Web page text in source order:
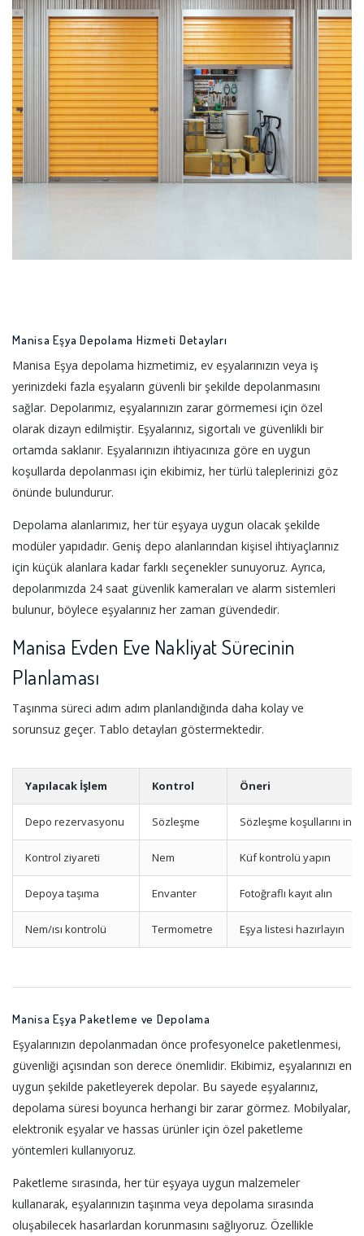
Manisa Eşya Depolama Hizmeti Detayları
Manisa Eşya depolama hizmetimiz, ev eşyalarınızın veya iş
yerinizdeki fazla eşyaların güvenli bir şekilde depolanmasını
sağlar. Depolarımız, eşyalarınızın zarar görmemesi için özel
olarak dizayn edilmiştir. Eşyalarınız, sigortalı ve güvenlikli bir
ortamda saklanır. Eşyalarınızın ihtiyacınıza göre en uygun
koşullarda depolanması için ekibimiz, her türlü taleplerinizi göz
önünde bulundurur.
Depolama alanlarımız, her tür eşyaya uygun olacak şekilde
modüler yapıdadır. Geniş depo alanlarından kişisel ihtiyaçlarınız
için küçük alanlara kadar farklı seçenekler sunuyoruz. Ayrıca,
depolarımızda 24 saat güvenlik kameraları ve alarm sistemleri
bulunur, böylece eşyalarınız her zaman güvendedir.
Manisa Evden Eve Nakliyat Sürecinin
Planlaması
Taşınma süreci adım adım planlandığında daha kolay ve
sorunsuz geçer. Tablo detayları göstermektedir.
Yapılacak İşlem Kontrol Öneri
Depo rezervasyonu Sözleşme Sözleşme koşullarını
Kontrol ziyareti Nem Küf kontrolü yapın
Depoya taşıma Envanter Fotoğraflı kayıt alın
Nem/ısı kontrolü Termometre Eşya listesi hazırlayın
Manisa Eşya Paketleme ve Depolama
Eşyalarınızın depolanmadan önce profesyonelce paketlenmesi,
güvenliği açısından son derece önemlidir. Ekibimiz, eşyalarınızı en
uygun şekilde paketleyerek depolar. Bu sayede eşyalarınız,
depolama süresi boyunca herhangi bir zarar görmez. Mobilyalar,
elektronik eşyalar ve hassas ürünler için özel paketleme
yöntemleri kullanıyoruz.
Paketleme sırasında, her tür eşyaya uygun malzemeler
kullanarak, eşyalarınızın taşınma veya depolama sırasında
oluşabilecek hasarlardan korunmasını sağlıyoruz. Özellikle